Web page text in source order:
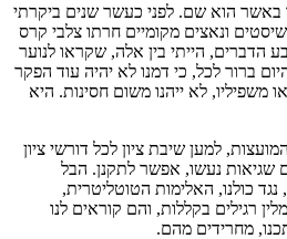
באשר הוא שם. לפני כעשר שנים ביקרתי
ונאצים מקומיים חרתו צלבי קרס
הדברים, הייתי בין אלה, שקראו לנוער
ברור לכל, כי דמנו לא יהיה עוד הפקר
משפיליו, לא ייהנו משום חסינות. היא
למען שיבת ציון לכל דורשי ציון
שגיאות נעשו, אפשר לתקנן. הבל
כולנו, האלימות הטוטליטרית,
רגילים בקללות, והם קוראים לנו
מחרידים מהם.